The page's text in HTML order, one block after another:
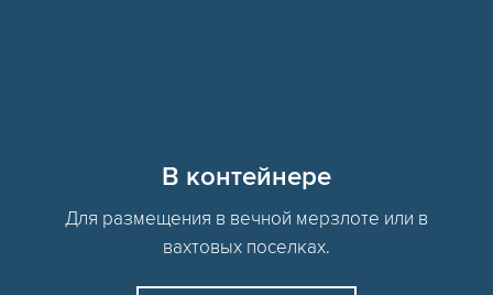
В контейнере
Для размещения в вечной мерзлоте или в
вахтовых поселках.